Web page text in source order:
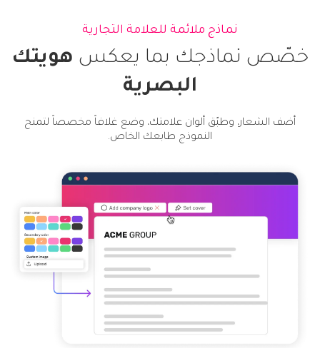
نماذج ملائمة للعلامة التجارية
خصّص نماذجك بما يعكس هويتك
البصرية
أضف الشعار، وطبّق ألوان علامتك، وضع غلافاً مخصصاً لتمنح
النموذج طابعك الخاص.